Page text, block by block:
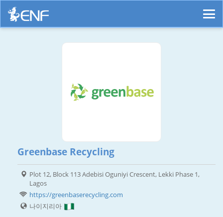
Greenbase Recycling
Plot 12, Block 113 Adebisi Oguniyi Crescent, Lekki Phase 1,
Lagos
https://greenbaserecycling.com
나이지리아